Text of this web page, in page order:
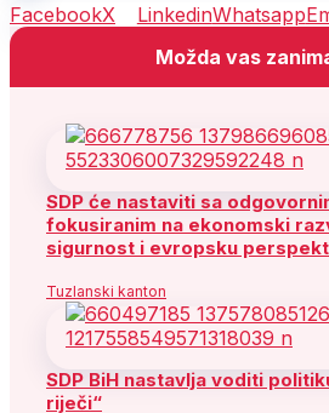
FacebookX LinkedinWhatsapp
Možda vas
SDP će nastaviti sa
fokusiranim na ekonomski
sigurnost i evropsku
Tuzlanski kanton
SDP BiH nastavlja voditi
riječi“